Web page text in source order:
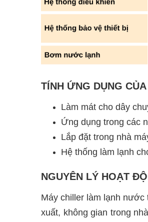
TÍNH ỨNG DỤNG
Làm mát cho dây
Ứng dụng trong các
Lắp đặt trong nhà
Hệ thống làm lạnh
NGUYÊN LÝ HOẠT
Máy chiller làm lạnh
xuất, không gian trong